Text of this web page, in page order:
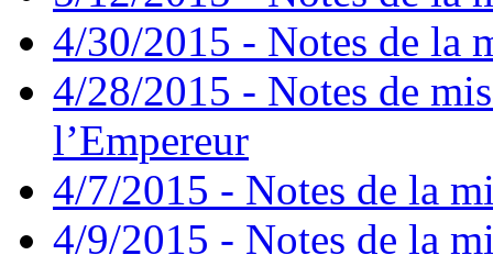
4/30/2015 - Notes de la
4/28/2015 - Notes de
l’Empereur
4/7/2015 - Notes de la
4/9/2015 - Notes de la